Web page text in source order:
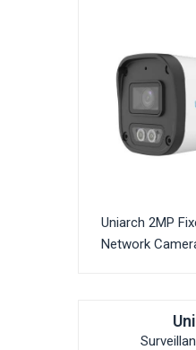
Uniarch 2MP
Network